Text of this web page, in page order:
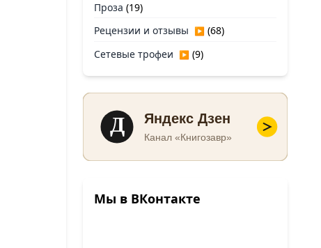
Проза (19)
Рецензии и отзывы ▶ (68)
Сетевые трофеи ▶ (9)
Д Яндекс Дзен
Канал «Книгозавр»
Мы в ВКонтакте